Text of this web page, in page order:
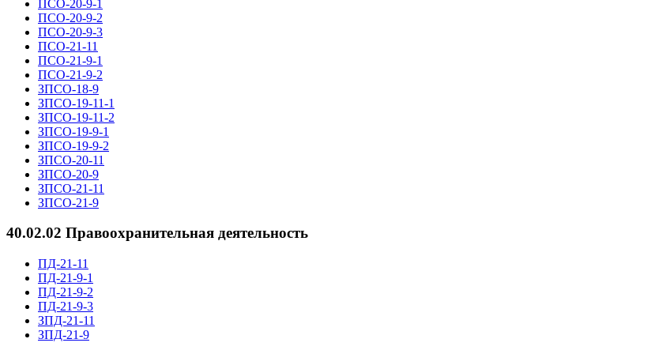
ПСО-20-9-1
ПСО-20-9-2
ПСО-20-9-3
ПСО-21-11
ПСО-21-9-1
ПСО-21-9-2
ЗПСО-18-9
ЗПСО-19-11-1
ЗПСО-19-11-2
ЗПСО-19-9-1
ЗПСО-19-9-2
ЗПСО-20-11
ЗПСО-20-9
ЗПСО-21-11
ЗПСО-21-9
40.02.02 Правоохранительная деятельность
ПД-21-11
ПД-21-9-1
ПД-21-9-2
ПД-21-9-3
ЗПД-21-11
ЗПД-21-9